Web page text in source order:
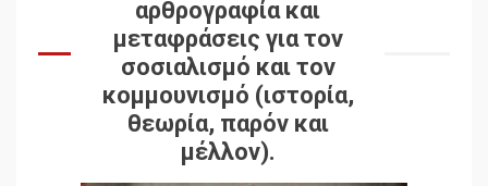
αρθρογραφία και
μεταφράσεις για τον
σοσιαλισμό και τον
κομμουνισμό (ιστορία,
θεωρία, παρόν και
μέλλον).